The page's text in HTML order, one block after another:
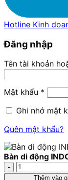
Hotline Kinh
Đăng nhập
Tên tài khoản
Mật khẩu *
Ghi nhớ mật
Quên mật khẩu?
Bàn di động
Bàn
di
Thêm vào